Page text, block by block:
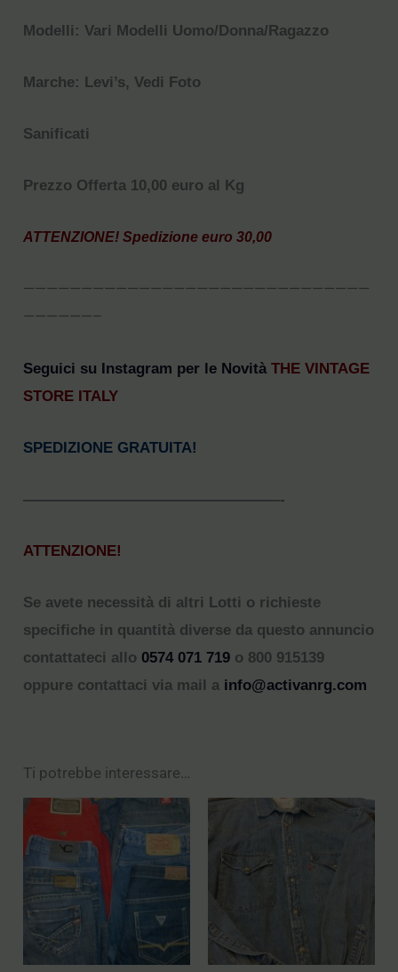
Modelli: Vari Modelli Uomo/Donna/Ragazzo
Marche: Levi’s, Vedi Foto
Sanificati
Prezzo Offerta 10,00 euro al Kg
ATTENZIONE! Spedizione euro 30,00
——————————————————————————————
——————–
Seguici su Instagram per le NovitàTHE VINTAGE
STORE ITALY
SPEDIZIONE GRATUITA!
—————————————————-
ATTENZIONE!
Se avete necessità di altri Lotti o richieste
specifiche in quantità diverse da questo annuncio
contattateci allo 0574 071 719 o 800 915139
oppure contattaci via mail a info@activanrg.com
Ti potrebbe interessare…